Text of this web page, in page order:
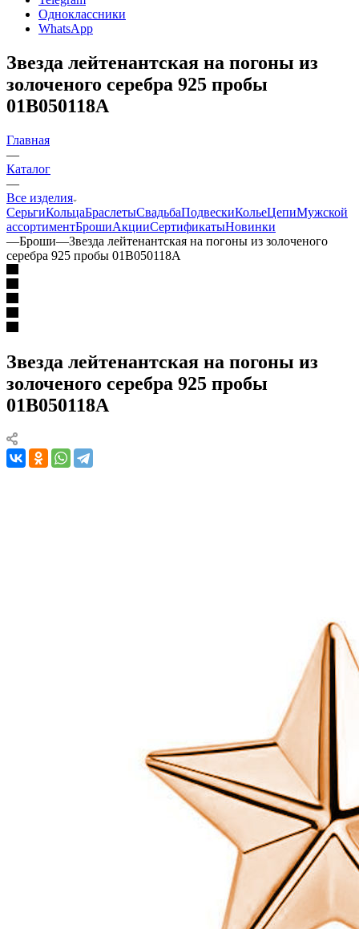
Одноклассники
WhatsApp
Звезда лейтенантская на погоны из
золоченого серебра 925 пробы
01В050118А
Главная
—
Каталог
—
Все изделия
СерьгиКольцаБраслетыСвадьбаПодвескиКольеЦепиМужской
ассортиментБрошиАкцииСертификатыНовинки
—Броши—Звезда лейтенантская на погоны из золоченого
серебра 925 пробы 01В050118А
Звезда лейтенантская на погоны из
золоченого серебра 925 пробы
01В050118А